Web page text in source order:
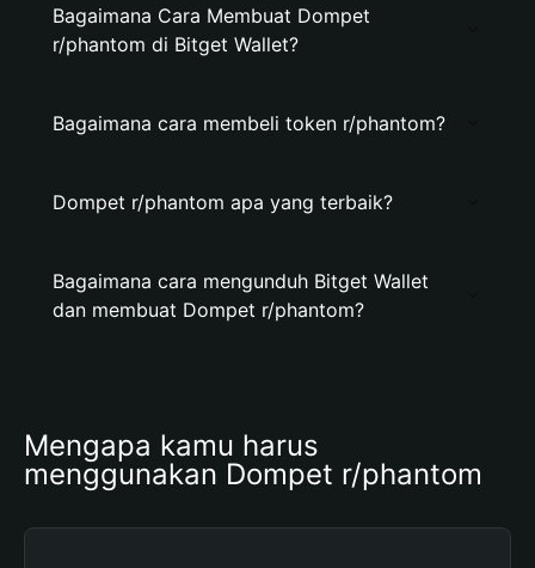
Bagaimana Cara Membuat Dompet
r/phantom di Bitget Wallet?
Bagaimana cara membeli token r/phantom?
Dompet r/phantom apa yang terbaik?
Bagaimana cara mengunduh Bitget Wallet
dan membuat Dompet r/phantom?
Mengapa kamu harus
menggunakan Dompet r/phantom